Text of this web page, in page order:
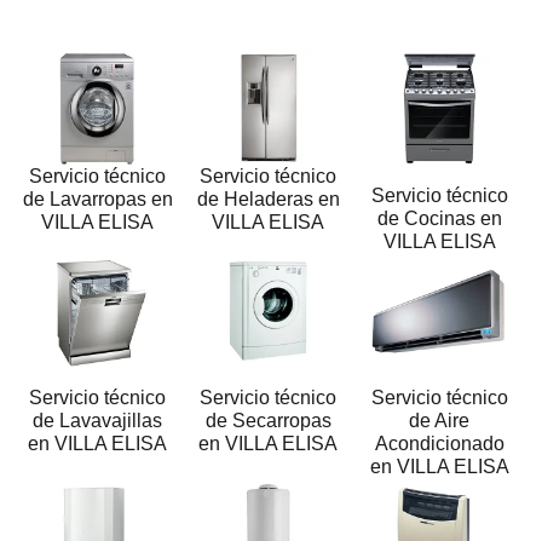
Servicio técnico
de Lavarropas en
VILLA ELISA
Servicio técnico
de Heladeras en
VILLA ELISA
Servicio técnico
de Cocinas en
VILLA ELISA
Servicio técnico
de Lavavajillas
en VILLA ELISA
Servicio técnico
de Secarropas
en VILLA ELISA
Servicio técnico
de Aire
Acondicionado
en VILLA ELISA